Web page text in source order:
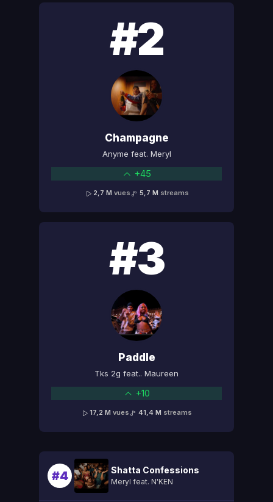
#2
Champagne
Anyme feat. Meryl
+45
2,7 M vues 5,7 M streams
#3
Paddle
Tks 2g feat.. Maureen
+10
17,2 M vues 41,4 M streams
#4 Shatta Confessions
Meryl feat. N'KEN